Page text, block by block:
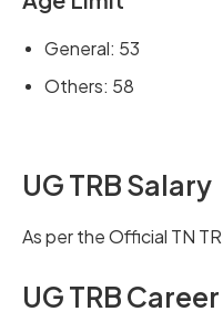
General: 53
Others: 58
UG TRB Salary
As per the Official TN
UG TRB